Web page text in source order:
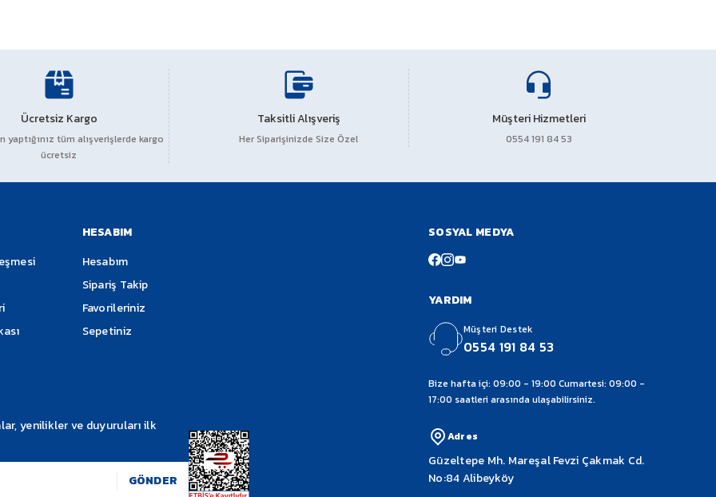
Ürün hakkında henüz soru sorulmamış.
Soru Sor
yetersiz gördüğünüz noktaları öneri formunu kullanarak tarafımıza iletebilirsiniz.
Ücretsiz Kargo
yaptığınız tüm alışverişlerde kargo
ücretsiz
Taksitli Alışveriş
Her Siparişinizde Size Özel
Müşteri Hizmetleri
0554 191 84 53
HESABIM
Hesabım
Sipariş Takip
Favorileriniz
Sepetiniz
yenilikler ve duyuruları ilk
GÖNDER
SOSYAL MEDYA
YARDIM
Müşteri Destek
0554 191 84 53
Bize hafta içi: 09:00 - 19:00 Cumartesi: 09:00 -
17:00 saatleri arasında ulaşabilirsiniz.
Adres
Güzeltepe Mh. Mareşal Fevzi Çakmak Cd.
No:84 Alibeyköy